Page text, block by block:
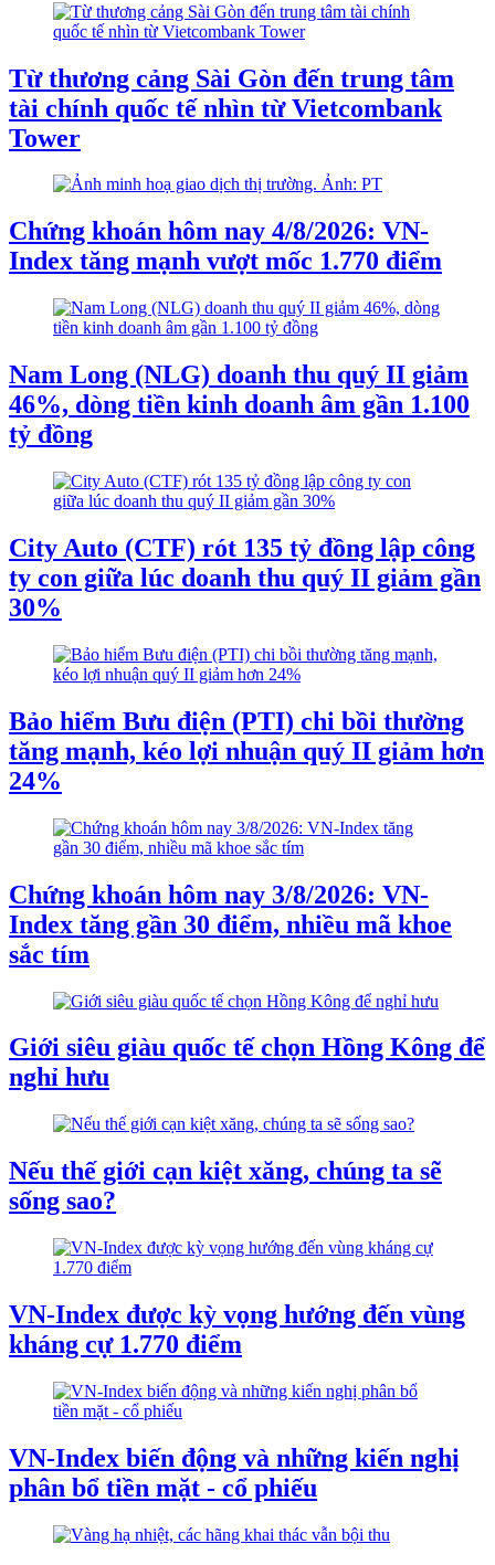
Từ thương cảng Sài Gòn đến trung tâm
tài chính quốc tế nhìn từ Vietcombank
Tower
Chứng khoán hôm nay 4/8/2026: VN-
Index tăng mạnh vượt mốc 1.770 điểm
Nam Long (NLG) doanh thu quý II giảm
46%, dòng tiền kinh doanh âm gần 1.100
tỷ đồng
City Auto (CTF) rót 135 tỷ đồng lập công
ty con giữa lúc doanh thu quý II giảm gần
30%
Bảo hiểm Bưu điện (PTI) chi bồi thường
tăng mạnh, kéo lợi nhuận quý II giảm hơn
24%
Chứng khoán hôm nay 3/8/2026: VN-
Index tăng gần 30 điểm, nhiều mã khoe
sắc tím
Giới siêu giàu quốc tế chọn Hồng Kông để
nghỉ hưu
Nếu thế giới cạn kiệt xăng, chúng ta sẽ
sống sao?
VN-Index được kỳ vọng hướng đến vùng
kháng cự 1.770 điểm
VN-Index biến động và những kiến nghị
phân bổ tiền mặt - cổ phiếu